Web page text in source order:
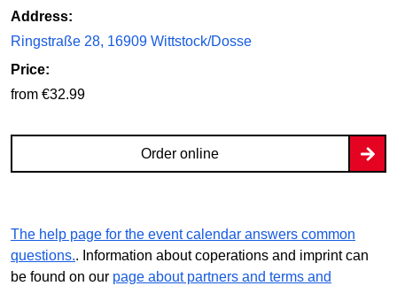
Address:
Ringstraße 28, 16909 Wittstock/Dosse
Price:
from €32.99
Order online
The help page for the event calendar answers common
questions.. Information about coperations and imprint can
be found on our page about partners and terms and